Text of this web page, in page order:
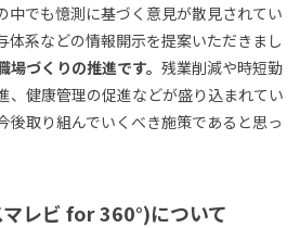
中でも憶測に基づく意見が散見されてい
体系などの情報開示を提案いただきまし
づくりの推進です。 残業削減や時短勤
、健康管理の促進などが盛り込まれてい
後取り組んでいくべき施策であると思っ
レビ for 360°)について